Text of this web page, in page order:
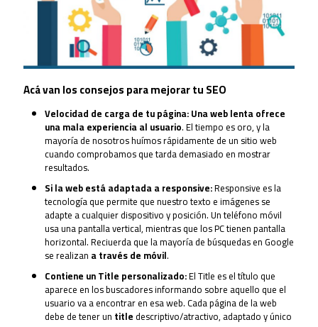
Acá van los consejos para mejorar tu SEO
Velocidad de carga de tu página:Unaweb lenta ofrece
una mala experiencia al usuario. El tiempo es oro, y la
mayoría de nosotros huímos rápidamente de un sitio web
cuando comprobamos que tarda demasiado en mostrar
resultados.
Si la web está adaptada a responsive:Responsive es la
tecnología que permite que nuestro texto e imágenes se
adapte a cualquier dispositivo y posición. Un teléfono móvil
usa una pantalla vertical, mientras que los PC tienen pantalla
horizontal. Reciuerda que la mayoría de búsquedas en Google
se realizan a través de móvil.
Contiene un Title personalizado:El Title es el título que
aparece en los buscadores informando sobre aquello que el
usuario va a encontrar en esa web. Cada página de la web
debe de tener un titledescriptivo/atractivo, adaptado y único